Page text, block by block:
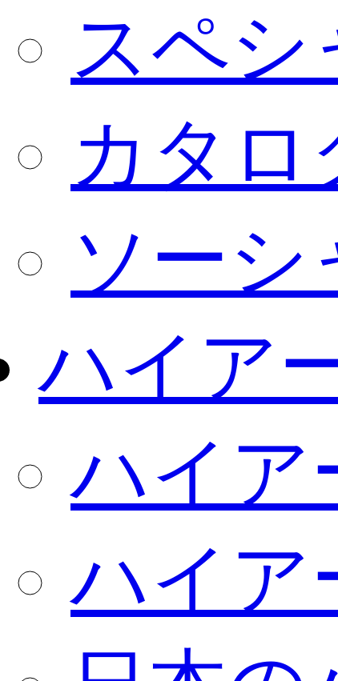
スペシ
カタ
ソー
ハイア
ハイア
ハイア